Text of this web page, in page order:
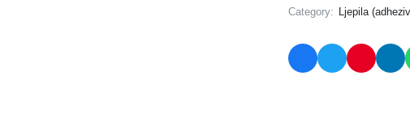
Category: Ljepila